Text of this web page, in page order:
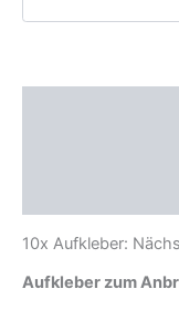
10x Aufkleber:
Aufkleber zum